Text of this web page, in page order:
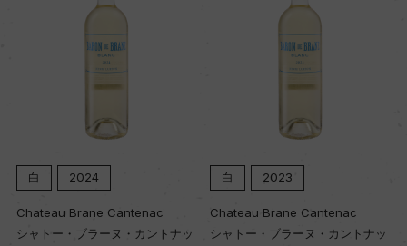
ナッ
2023
Chateau Brane Cantenac
シャトー・ブラーヌ・カントナッ
2022
Chateau Brane Cantenac
シャトー・ブラーヌ・カントナ